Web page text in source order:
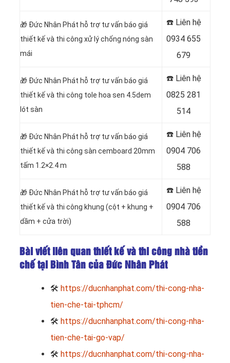
🎁 Đức Nhân Phát hỗ trợ tư vấn báo giá
thiết kế và thi công xử lý chống nóng sàn
mái
☎️ Liên hệ
0934 655
679
🎁 Đức Nhân Phát hỗ trợ tư vấn báo giá
thiết kế và thi công tole hoa sen 4.5dem
lót sàn
☎️ Liên hệ
0825 281
514
🎁 Đức Nhân Phát hỗ trợ tư vấn báo giá
thiết kế và thi công sàn cemboard 20mm
tấm 1.2×2.4 m
☎️ Liên hệ
0904 706
588
🎁 Đức Nhân Phát hỗ trợ tư vấn báo giá
thiết kế và thi công khung (cột + khung +
dầm + cửa trời)
☎️ Liên hệ
0904 706
588
Bài viết liên quan thiết kế và thi công nhà tiền
chế tại Bình Tân của Đức Nhân Phát
🛠 https://ducnhanphat.com/thi-cong-nha-
tien-che-tai-tphcm/
🛠 https://ducnhanphat.com/thi-cong-nha-
tien-che-tai-go-vap/
🛠 https://ducnhanphat.com/thi-cong-nha-